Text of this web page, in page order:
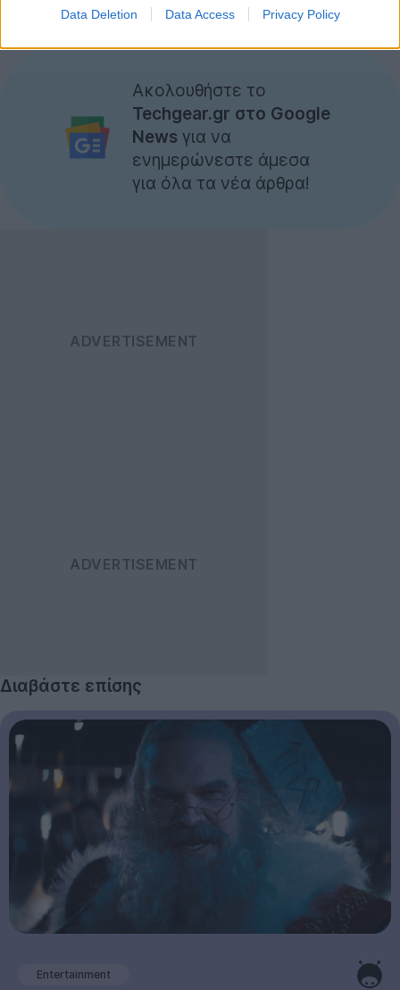
Data Deletion Data Access Privacy Policy
των ταινιών στον υπόλοιπο κόσμο."
Ακολουθήστε το
Techgear.gr στο Google
News για να
ενημερώνεστε άμεσα
για όλα τα νέα άρθρα!
Διαβάστε επίσης
Entertainment